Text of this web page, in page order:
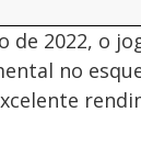
de 2022, o
no